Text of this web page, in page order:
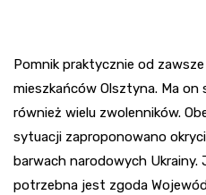
Pomnik praktycznie od
mieszkańców Olsztyna. Ma on
również wielu zwolenników.
sytuacji zaproponowano
barwach narodowych
potrzebna jest zgoda